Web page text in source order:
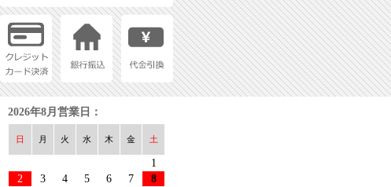
2026年8月営業日：
日 月 火 水 木 金 土
1
2
3 4 5 6 7
8